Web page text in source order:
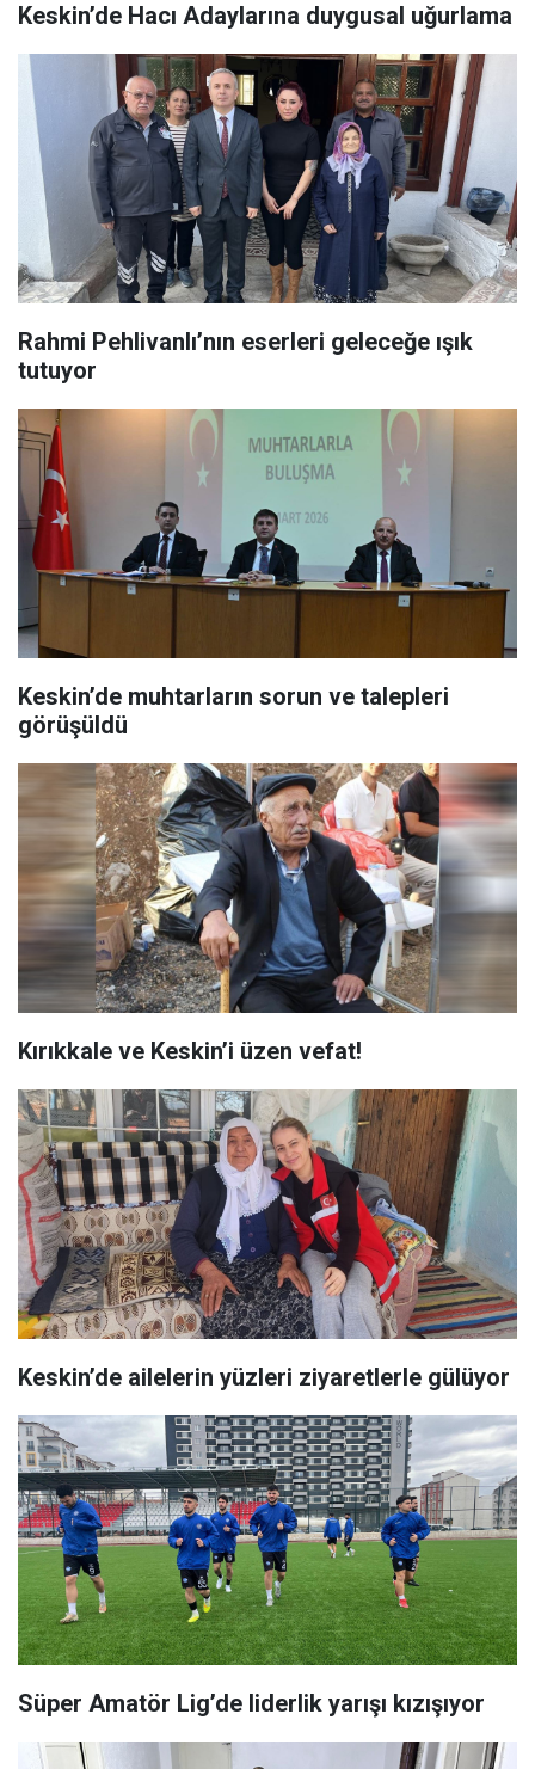
Keskin’de Hacı Adaylarına duygusal uğurlama
Rahmi Pehlivanlı’nın eserleri geleceğe ışık
tutuyor
Keskin’de muhtarların sorun ve talepleri
görüşüldü
Kırıkkale ve Keskin’i üzen vefat!
Keskin’de ailelerin yüzleri ziyaretlerle gülüyor
Süper Amatör Lig’de liderlik yarışı kızışıyor